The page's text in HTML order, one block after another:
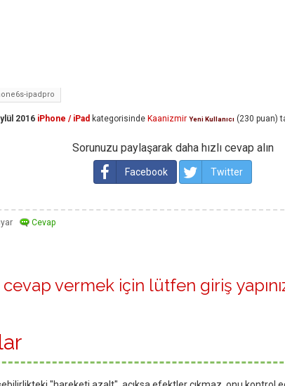
ipadpro
2016 iPhone / iPad kategorisinde Kaanizmir Yeni Kullanıcı (230 puan)
Sorunuzu paylaşarak daha hızlı cevap alın
Facebook Twitter
cevap vermek için lütfen giriş